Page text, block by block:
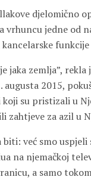
djelomično
vrhuncu jedne od
jaka zemlja”,
2015,
su pristizali u
zahtjeve za azil u
već smo uspjeli
na njemačkoj
a samo